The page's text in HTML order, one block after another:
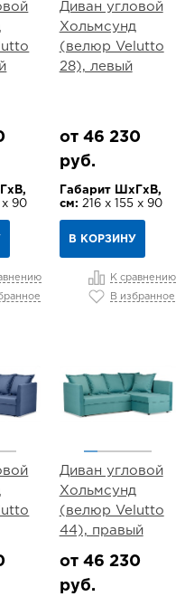
х 90
Диван угловой
Хольмсунд
(велюр Velutto
28), левый
от 46 230
руб.
Габарит ШхГхВ,
см: 216 х 155 х 90
В КОРЗИНУ
К сравнению
В избранное
Диван угловой
Хольмсунд
(велюр Velutto
44), правый
от 46 230
руб.